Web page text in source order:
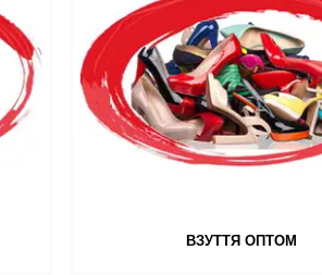
ВЗУТТЯ ОПТОМ